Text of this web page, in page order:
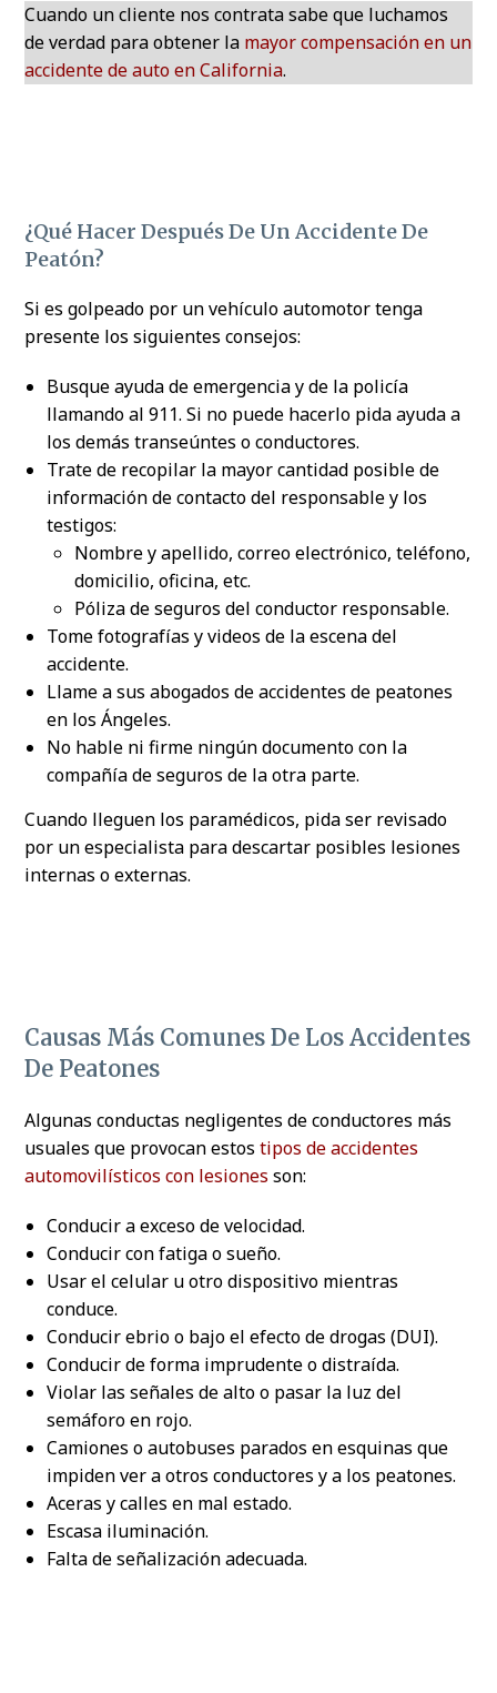
Cuando un cliente nos contrata sabe que luchamos
de verdad para obtener la mayor compensación en un
accidente de auto en California.
¿Qué Hacer Después De Un Accidente De
Peatón?
Si es golpeado por un vehículo automotor tenga
presente los siguientes consejos:
Busque ayuda de emergencia y de la policía
llamando al 911. Si no puede hacerlo pida ayuda a
los demás transeúntes o conductores.
Trate de recopilar la mayor cantidad posible de
información de contacto del responsable y los
testigos:
Nombre y apellido, correo electrónico, teléfono,
domicilio, oficina, etc.
Póliza de seguros del conductor responsable.
Tome fotografías y videos de la escena del
accidente.
Llame a sus abogados de accidentes de peatones
en los Ángeles.
No hable ni firme ningún documento con la
compañía de seguros de la otra parte.
Cuando lleguen los paramédicos, pida ser revisado
por un especialista para descartar posibles lesiones
internas o externas.
Causas Más Comunes De Los Accidentes
De Peatones
Algunas conductas negligentes de conductores más
usuales que provocan estostipos de accidentes
automovilísticos con lesiones son:
Conducir a exceso de velocidad.
Conducir con fatiga o sueño.
Usar el celular u otro dispositivo mientras
conduce.
Conducir ebrio o bajo el efecto de drogas (DUI).
Conducir de forma imprudente o distraída.
Violar las señales de alto o pasar la luz del
semáforo en rojo.
Camiones o autobuses parados en esquinas que
impiden ver a otros conductores y a los peatones.
Aceras y calles en mal estado.
Escasa iluminación.
Falta de señalización adecuada.